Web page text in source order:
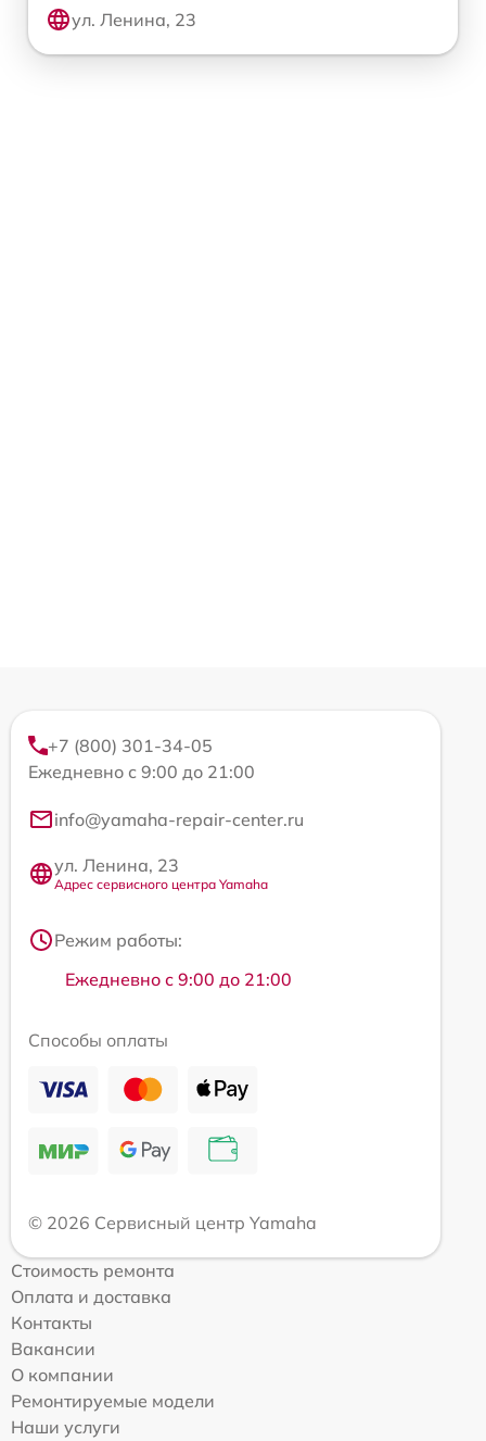
ул. Ленина, 23
+7 (800) 301-34-05
Ежедневно с 9:00 до 21:00
info@yamaha-repair-center.ru
ул. Ленина, 23
Адрес сервисного центра Yamaha
Режим работы:
Ежедневно с 9:00 до 21:00
Способы оплаты
© 2026 Сервисный центр Yamaha
Стоимость ремонта
Оплата и доставка
Контакты
Вакансии
О компании
Ремонтируемые модели
Наши услуги